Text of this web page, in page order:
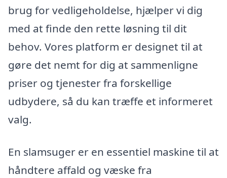
brug for vedligeholdelse, hjælper vi dig
med at finde den rette løsning til dit
behov. Vores platform er designet til at
gøre det nemt for dig at sammenligne
priser og tjenester fra forskellige
udbydere, så du kan træffe et informeret
valg.
En slamsuger er en essentiel maskine til at
håndtere affald og væske fra